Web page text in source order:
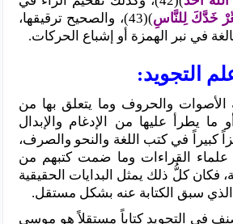
خَدَّكَ لِلنَّاسِ
)(43)، والصحيح ترقيقها،
في نبر الهمزة أو إشباع الحركات.
التجويد:
والحروف وما يتعلق بها من
ما يطرأ عليها من الإدغام والإبدال
كبيراً في كتب اللغة والنحو والصرف،
علماء القراءات وما ضمت كتبهم من
فكان كلُّ ذلك يمثل البدايات الحقيقية
سبق الكتابة عنه بشكل مستقل.
التجويد كتاباً مستقلاً هو موسى